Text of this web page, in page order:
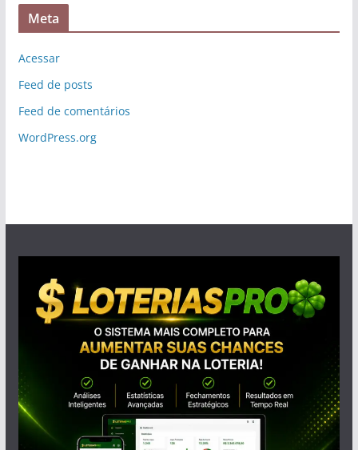
Meta
Acessar
Feed de posts
Feed de comentários
WordPress.org